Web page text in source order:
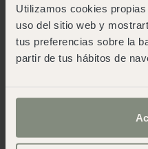
Utilizamos cookies
uso del sitio web y
tus preferencias sobre la
partir de tus hábitos de